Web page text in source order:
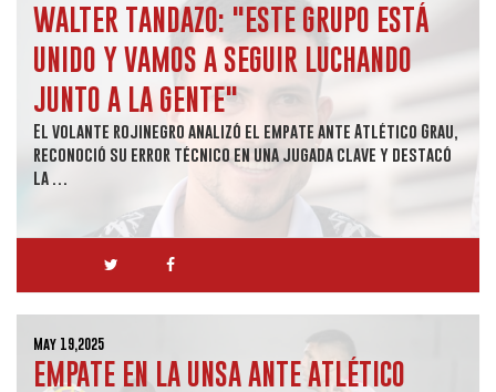
WALTER TANDAZO: "ESTE GRUPO ESTÁ
UNIDO Y VAMOS A SEGUIR LUCHANDO
JUNTO A LA GENTE"
El volante rojinegro analizó el empate ante Atlético Grau,
reconoció su error técnico en una jugada clave y destacó
la …
May 19,2025
EMPATE EN LA UNSA ANTE ATLÉTICO